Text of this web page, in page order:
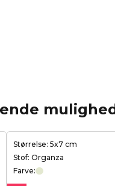
Størrelse: 5x7 cm
Stof: Organza
Farve: